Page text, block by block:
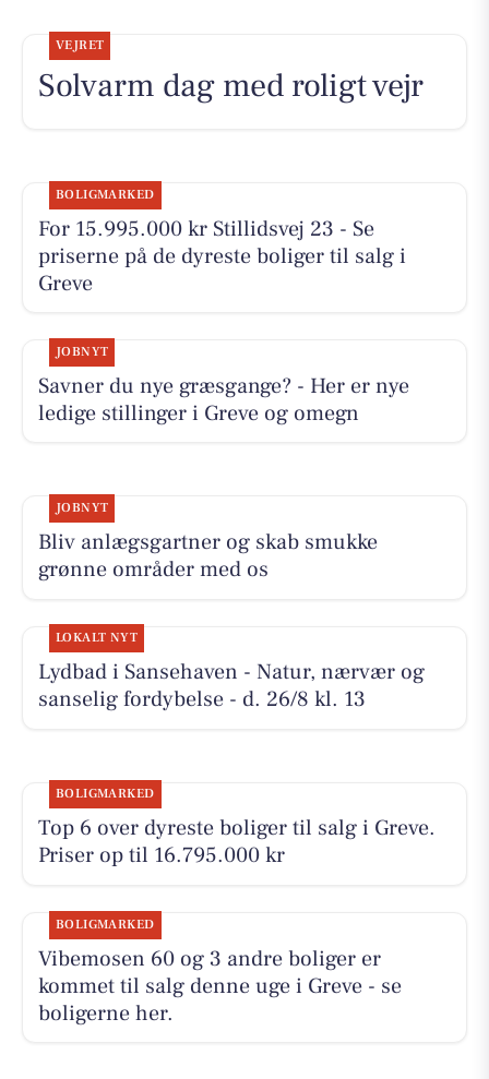
VEJRET
Solvarm dag med roligt vejr
BOLIGMARKED
For 15.995.000 kr Stillidsvej 23 - Se
priserne på de dyreste boliger til salg i
Greve
JOBNYT
Savner du nye græsgange? - Her er nye
ledige stillinger i Greve og omegn
JOBNYT
Bliv anlægsgartner og skab smukke
grønne områder med os
LOKALT NYT
Lydbad i Sansehaven - Natur, nærvær og
sanselig fordybelse - d. 26/8 kl. 13
BOLIGMARKED
Top 6 over dyreste boliger til salg i Greve.
Priser op til 16.795.000 kr
BOLIGMARKED
Vibemosen 60 og 3 andre boliger er
kommet til salg denne uge i Greve - se
boligerne her.